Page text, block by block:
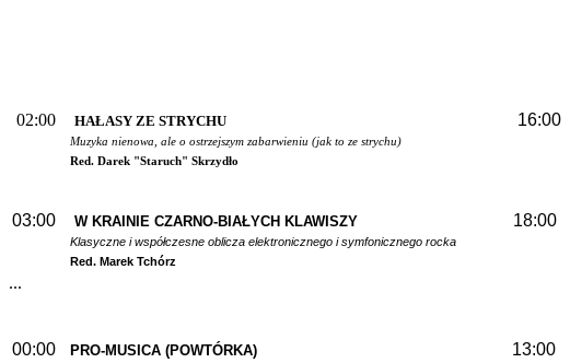
02:00 HAŁASY ZE STRYCHU
Muzyka nienowa, ale o ostrzejszym zabarwieniu (jak to ze strychu)
Red. Darek "Staruch" Skrzydło
16:00
03:00 W KRAINIE CZARNO-BIAŁYCH KLAWISZY
Klasyczne i współczesne oblicza elektronicznego i symfonicznego rocka
Red. Marek Tchórz
18:00
...
00:00 PRO-MUSICA (POWTÓRKA) 13:00